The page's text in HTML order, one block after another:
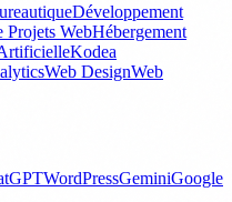
Développement
Projets WebHébergement
Kodea
Web DesignWeb
WordPressGeminiGoogle